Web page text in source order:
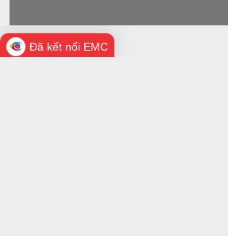
Đã kết nối EMC